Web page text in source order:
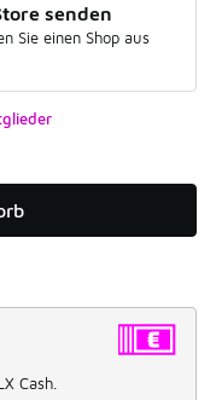
senden
Sie einen Shop aus
Cash.